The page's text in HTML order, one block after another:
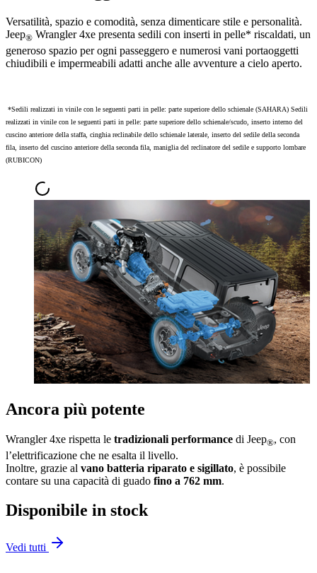
Versatilità, spazio e comodità, senza dimenticare stile e personalità.
Jeep® Wrangler 4xe presenta sedili con inserti in pelle* riscaldati, un
generoso spazio per ogni passeggero e numerosi vani portaoggetti
chiudibili e impermeabili adatti anche alle avventure a cielo aperto.
*Sedili realizzati in vinile con le seguenti parti in pelle: parte superiore dello schienale (SAHARA) Sedili
realizzati in vinile con le seguenti parti in pelle: parte superiore dello schienale/scudo, inserto interno del
cuscino anteriore della staffa, cinghia reclinabile dello schienale laterale, inserto del sedile della seconda
fila, inserto del cuscino anteriore della seconda fila, maniglia del reclinatore del sedile e supporto lombare
(RUBICON)
Ancora più potente
Wrangler 4xe rispetta le tradizionali performance di Jeep®, con
l’elettrificazione che ne esalta il livello.
Inoltre, grazie al vano batteria riparato e sigillato, è possibile
contare su una capacità di guado fino a 762 mm.
Disponibile in stock
Vedi tutti